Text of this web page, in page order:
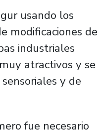
usando los
modificaciones de
industriales
atractivos y se
y de
fue necesario